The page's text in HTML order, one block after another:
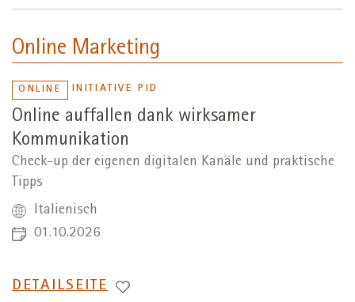
Online Marketing
ONLINE INITIATIVE PID
Online auffallen dank wirksamer
Kommunikation
Check-up der eigenen digitalen Kanäle und praktische
Tipps
Italienisch
01.10.2026
WECHSEL
DETAILSEITE